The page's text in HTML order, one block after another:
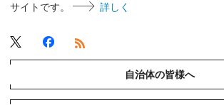
サイトです。
詳しく
自治体の皆様へ